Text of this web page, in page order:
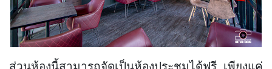
ส่วนห้องนี้สามารถจัดเป็นห้องประชุมได้ฟรี เพียงแค่